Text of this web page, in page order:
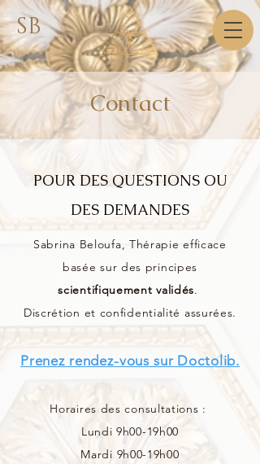
SB
Contact
POUR DES QUESTIONS OU
DES DEMANDES
Sabrina Beloufa, Thérapie efficace
basée sur des principes
scientifiquement validés.
Discrétion et confidentialité assurées.
Prenez rendez-vous sur Doctolib.
Horaires des consultations :
Lundi 9h00-19h00
Mardi 9h00-19h00